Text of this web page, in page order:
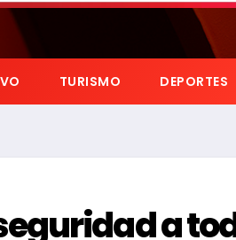
TURISMO DEPORTES
a